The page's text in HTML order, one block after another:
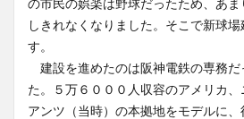
の市民の娯楽は野球だったため、あ
しきれなくなりました。そこで新球
す。
建設を進めたのは阪神電鉄の専務だ
た。５万６０００人収容のアメリカ
アンツ（当時）の本拠地をモデルに